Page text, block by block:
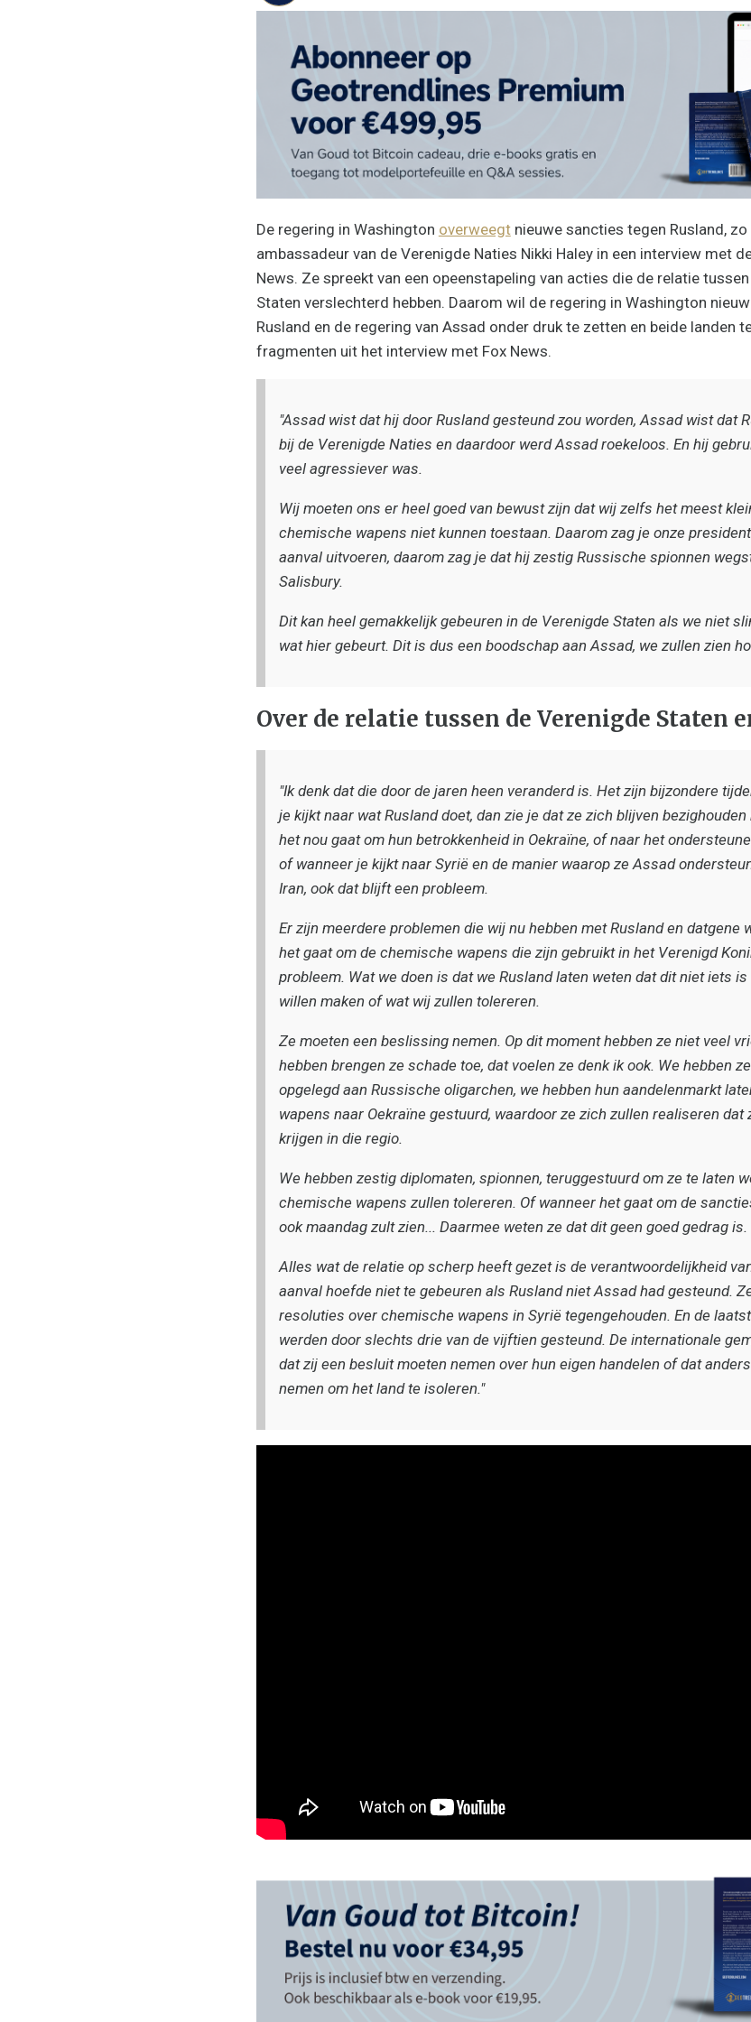
De regering in Washington overweegtnieuwe sancties tegen Rusland,
ambassadeur van de Verenigde Naties Nikki Haley in een interview met
News. Ze spreekt van een opeenstapeling van acties die de relatie
Staten verslechterd hebben. Daarom wil de regering in Washington
Rusland en de regering van Assad onder druk te zetten en beide landen
fragmenten uit het interview met Fox News.
"Assad wist dat hij door Rusland gesteund zou worden, Assad wist dat
bij de Verenigde Naties en daardoor werd Assad roekeloos. En hij
veel agressiever was.
Wij moeten ons er heel goed van bewust zijn dat wij zelfs het meest
chemische wapens niet kunnen toestaan. Daarom zag je onze
aanval uitvoeren, daarom zag je dat hij zestig Russische spionnen
Salisbury.
Dit kan heel gemakkelijk gebeuren in de Verenigde Staten als we niet
wat hier gebeurt. Dit is dus een boodschap aan Assad, we zullen zien
Over de relatie tussen de Verenigde Staten
"Ik denk dat die door de jaren heen veranderd is. Het zijn bijzondere
je kijkt naar wat Rusland doet, dan zie je dat ze zich blijven
het nou gaat om hun betrokkenheid in Oekraïne, of naar het
of wanneer je kijkt naar Syrië en de manier waarop ze Assad
Iran, ook dat blijft een probleem.
Er zijn meerdere problemen die wij nu hebben met Rusland en datgene
het gaat om de chemische wapens die zijn gebruikt in het Verenigd
probleem. Wat we doen is dat we Rusland laten weten dat dit niet iets
willen maken of wat wij zullen tolereren.
Ze moeten een beslissing nemen. Op dit moment hebben ze niet veel
hebben brengen ze schade toe, dat voelen ze denk ik ook. We hebben
opgelegd aan Russische oligarchen, we hebben hun aandelenmarkt
wapens naar Oekraïne gestuurd, waardoor ze zich zullen realiseren dat
krijgen in die regio.
We hebben zestig diplomaten, spionnen, teruggestuurd om ze te laten
chemische wapens zullen tolereren. Of wanneer het gaat om de
ook maandag zult zien... Daarmee weten ze dat dit geen goed gedrag is.
Alles wat de relatie op scherp heeft gezet is de verantwoordelijkheid
aanval hoefde niet te gebeuren als Rusland niet Assad had gesteund.
resoluties over chemische wapens in Syrië tegengehouden. En de
werden door slechts drie van de vijftien gesteund. De internationale
dat zij een besluit moeten nemen over hun eigen handelen of dat
nemen om het land te isoleren."